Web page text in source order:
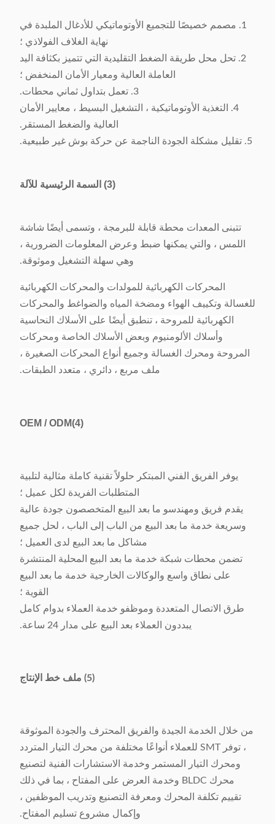
(L) 721 × (W) 602 × (H)
1651 مم
1. مصمم خصيصًا للتجميع الأوتوماتيكي للأدغال الملبدة في
نهاية الغلاف الفولاذي ؛
2. تحل محل طريقة الضغط التقليدية التي تتميز بكثافة اليد
العاملة العالية ومعيار الأمان المنخفض ؛
3. تعمل بتداول ثماني محطات.
4. التغذية الأوتوماتيكية ، التشغيل البسيط ، معايير الأمان
العالية والضغط المستقر.
5. تقليل مشكلة الجودة الناجمة عن حركة بوش غير طبيعية.
(3) السمة الرئيسية للآلة
تتبنى المعدات محطة قابلة للبرمجة ، وتسمى أيضًا شاشة
اللمس ، والتي يمكنها ضبط وعرض المعلومات الضرورية ،
وهي سهلة التشغيل وموثوقة.
المحركات الكهربائية للمولدات والمحركات الكهربائية
للغسالة وتكييف الهواء ومضخة المياه والضواغط والمحركات
الكهربائية للمروحة ، تنطبق أيضًا على الأسلاك النحاسية
وأسلاك الألومنيوم وبعض الأسلاك الخاصة ومحركات
المروحة ومحرك الغسالة وجميع أنواع المحركات الصغيرة ،
ملف مربع ، دائري ، متعدد الطبقات.
(4)
OEM / ODM
يوفر الفريق الفني المبتكر حلولاً تقنية كاملة مثالية لتلبية
المتطلبات الفريدة لكل عميل ؛
يقدم فريق ومهندسو ما بعد البيع المتخصصون جودة عالية
وسريعة خدمة ما بعد البيع من الباب إلى الباب ، لحل جميع
مشاكل ما بعد البيع لدى العميل ؛
تضمن محطات شبكة خدمة ما بعد البيع المحلية المنتشرة
على نطاق واسع والوكالات الخارجية خدمة ما بعد البيع
القوية ؛
طرق الاتصال المتعددة وموظفو خدمة العملاء بدوام كامل
يبددون العملاء بعد البيع على مدار 24 ساعة.
(5) ملف خط الإنتاج
من خلال الخدمة الجيدة والفريق المحترف والجودة الموثوقة
، توفر SMT للعملاء أنواعًا مختلفة من محرك التيار المتردد
ومحرك التيار المستمر وخدمة الاستشارات الفنية لتصنيع
محرك BLDC وخدمة العرض على المفتاح ، بما في ذلك
تقييم تكلفة المحرك ومعرفة التصنيع وتدريب الموظفين ،
وإكمال مشروع تسليم المفتاح.